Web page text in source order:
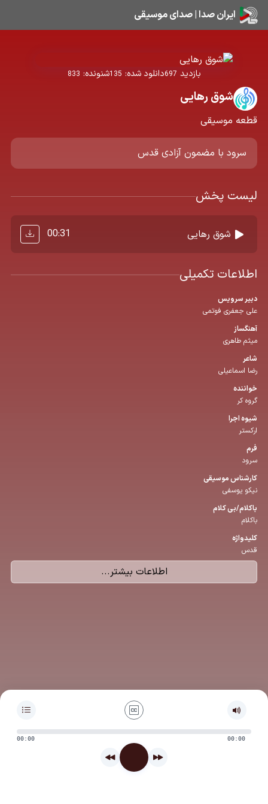
ایران صدا | صدای موسیقی
بازدید 697دانلود شده: 135شنونده: 833
شوق رهایی
قطعه موسیقی
سرود با مضمون آزادی قدس
لیست پخش
شوق رهایی 00:31
اطلاعات تکمیلی
دبیر سرویس
علی جعفری فوتمی
آهنگساز
میثم طاهری
شاعر
رضا اسماعیلی
خواننده
گروه کر
شیوه اجرا
ارکستر
فرم
سرود
كارشناس موسیقی
نیکو یوسفی
باكلام/بی كلام
باکلام
كلیدواژه
قدس
اطلاعات بیشتر...
00:00 00:00